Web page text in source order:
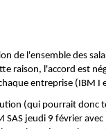
de l'ensemble des
raison, l'accord est
entreprise (IBM I
(qui pourrait donc
SAS jeudi 9 février